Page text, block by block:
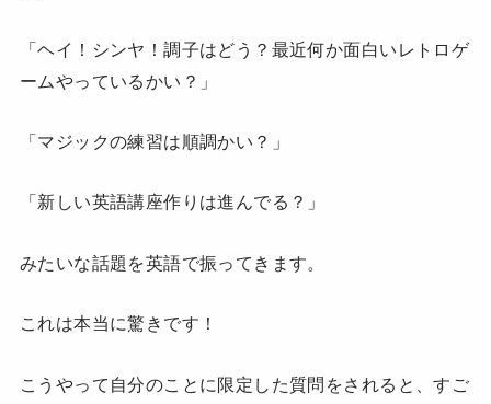
「ヘイ！シンヤ！調子はどう？最近何か面白いレトロゲ
ームやっているかい？」
「マジックの練習は順調かい？」
「新しい英語講座作りは進んでる？」
みたいな話題を英語で振ってきます。
これは本当に驚きです！
こうやって自分のことに限定した質問をされると、すご